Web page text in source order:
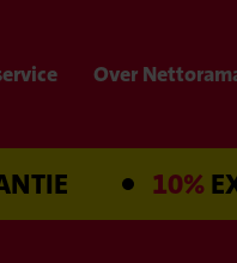
Over
10%